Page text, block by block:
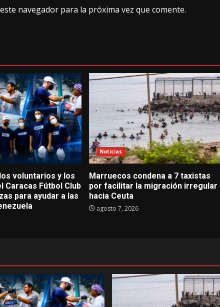
navegador para la próxima vez que comente.
voluntarios y los
Caracas Fútbol Club
para ayudar a las
Noticias
Marruecos condena a 7 taxistas
por facilitar la migración irregular
hacia Ceuta
agosto 7, 2026